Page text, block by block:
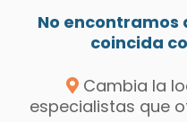
No encontramos
coincida
Cambia la
especialistas que